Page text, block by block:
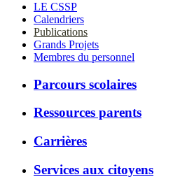
LE CSSP
Calendriers
Publications
Grands Projets
Membres du personnel
Parcours scolaires
Ressources parents
Carrières
Services aux citoyens